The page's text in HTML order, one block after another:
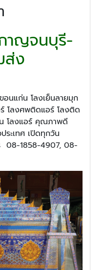
กาญจนบุรี-
ส่ง
อนแก่น โลงเย็นลายมุก
โลงศพติดแอร์ โลงติด
น โลงแอร์ คุณภาพดี
ระเทศ เปิดทุกวัน
08-1858-4907, 08-